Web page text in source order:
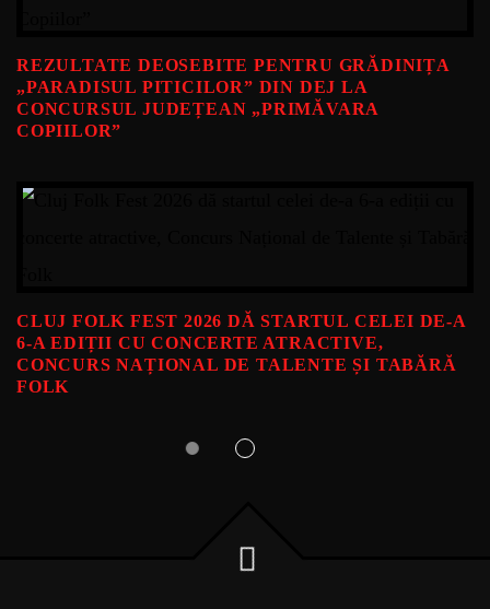
REZULTATE DEOSEBITE PENTRU GRĂDINIȚA
„PARADISUL PITICILOR” DIN DEJ LA
CONCURSUL JUDEȚEAN „PRIMĂVARA
COPIILOR”
CLUJ FOLK FEST 2026 DĂ STARTUL CELEI DE-A
6-A EDIȚII CU CONCERTE ATRACTIVE,
CONCURS NAȚIONAL DE TALENTE ȘI TABĂRĂ
FOLK